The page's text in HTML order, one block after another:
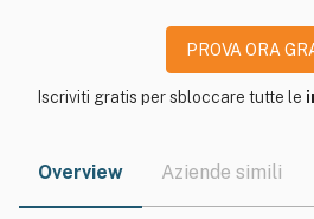
PROVA ORA
Iscriviti gratis per sbloccare tutte le
Overview Aziende simili